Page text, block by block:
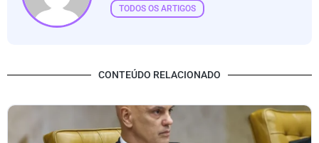
TODOS OS ARTIGOS
CONTEÚDO RELACIONADO